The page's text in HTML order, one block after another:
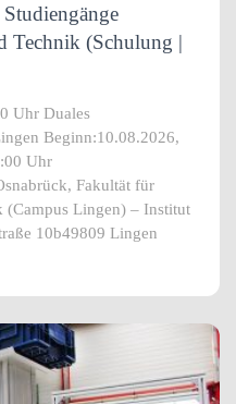
Technik (Schulung |
Uhr Duales
Beginn:10.08.2026,
Uhr
Fakultät für
Lingen) – Institut
10b49809 Lingen